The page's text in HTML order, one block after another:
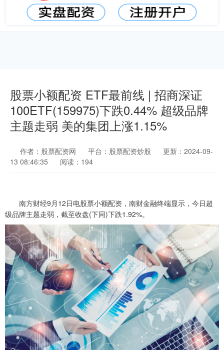
股票小额配资 ETF最前线 | 招商深证
100ETF(159975)下跌0.44% 超级品牌
主题走弱 美的集团上涨1.15%
作者：股票配资网 平台：股票配资炒股
更新：2024-09-
13 08:46:35
阅读：194
南方财经9月12日电股票小额配资，南财金融终端显示，今日超
级品牌主题走弱，截至收盘(下同)下跌1.92%。